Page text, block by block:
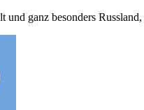
und ganz besonders